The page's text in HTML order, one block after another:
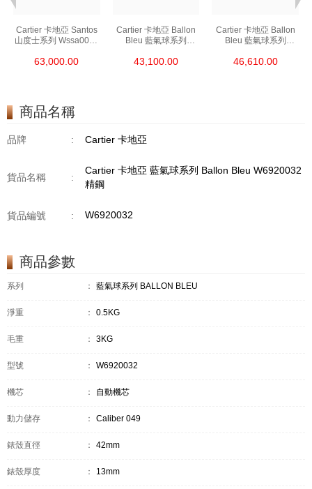
Cartier 卡地亞 Santos
山度士系列 Wssa0018
63,000.00
Cartier 卡地亞 Ballon
Bleu 藍氣球系列
43,100.00
Cartier 卡地亞 Ballon
Bleu 藍氣球系列
46,610.00
商品名稱
品牌 : Cartier 卡地亞
貨品名稱 :
Cartier 卡地亞 藍氣球系列 Ballon Bleu W6920032
精鋼
貨品編號 : W6920032
商品參數
系列 ： 藍氣球系列 BALLON BLEU
淨重 ： 0.5KG
毛重 ： 3KG
型號 ： W6920032
機芯 ： 自動機芯
動力儲存 ： Caliber 049
錶殼直徑 ： 42mm
錶殼厚度 ： 13mm